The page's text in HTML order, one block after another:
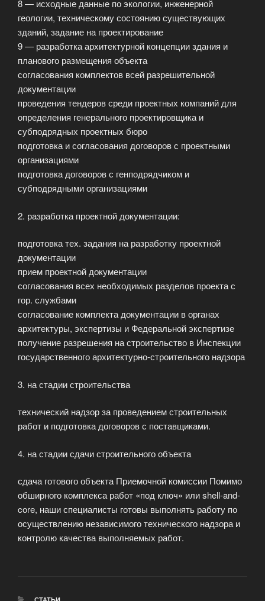
8 — исходные данные по экологии, инженерной
геологии, техническому состоянию существующих
зданий, задание на проектирование
9 — разработка архитектурной концепции здания и
планового размещения объекта
согласования комплектов всей разрешительной
документации
проведения тендеров среди проектных компаний для
определения генерального проектировщика и
субподрядных проектных бюро
подготовка и согласования договоров с проектными
организациями
подготовка договоров с генподрядчиком и
субподрядными организациями
2. разработка проектной документации:
подготовка тех. задания на разработку проектной
документации
прием проектной документации
согласования всех необходимых разделов проекта с
гор. службами
согласование комплекта документации в органах
архитектуры, экспертизы и Федеральной экспертизе
получение разрешения на строительство в Инспекции
государственного архитектурно-строительного надзора
3. на стадии строительства
технический надзор за проведением строительных
работ и подготовка договоров с поставщиками.
4. на стадии сдачи строительного объекта
сдача готового объекта Приемочной комиссии Помимо
обширного комплекса работ «под ключ» или shell-and-
core, наши специалисты готовы выполнять работу по
осуществлению независимого технического надзора и
контролю качества выполняемых работ.